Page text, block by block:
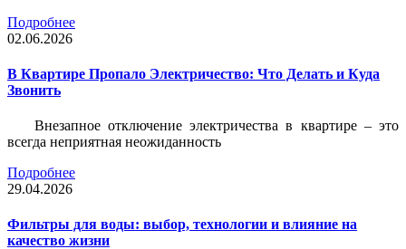
Подробнее
02.06.2026
В Квартире Пропало Электричество: Что Делать и Куда
Звонить
Внезапное отключение электричества в квартире – это
всегда неприятная неожиданность
Подробнее
29.04.2026
Фильтры для воды: выбор, технологии и влияние на
качество жизни